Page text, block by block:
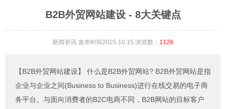
B2B外贸网站建设 - 8大关键点
新闻资讯 发布时间2025.10.15.浏览数： 1126
【B2B外贸网站建设】
什么是B2B外贸网站? B2B外贸网站是指
企业与企业之间(Business to Business)进行在线交易的电子商
务平台。与面向消费者的B2C电商不同，B2B网站的目标客户